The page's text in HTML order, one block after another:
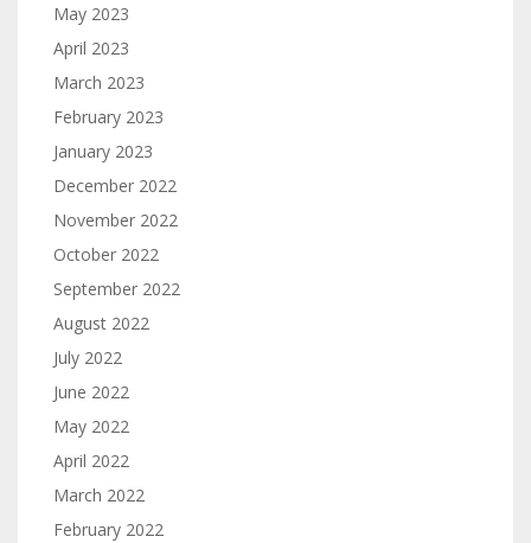
May 2023
April 2023
March 2023
February 2023
January 2023
December 2022
November 2022
October 2022
September 2022
August 2022
July 2022
June 2022
May 2022
April 2022
March 2022
February 2022